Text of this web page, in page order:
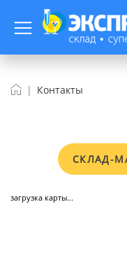
Контакты
СКЛАД-
загрузка карты...